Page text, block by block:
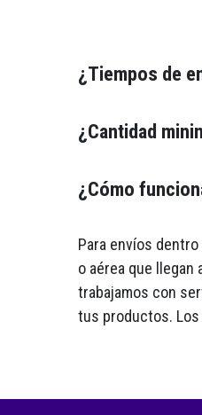
¿Tiempos de
¿Cantidad
¿Cómo
Para envíos
o aérea que
trabajamos con
tus productos.